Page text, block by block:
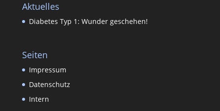
Aktuelles
Diabetes Typ 1: Wunder geschehen!
Seiten
Impressum
Datenschutz
Intern